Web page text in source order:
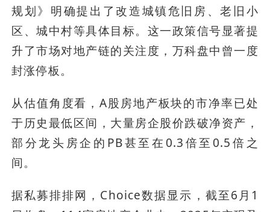
规划》明确提出了改造城镇危旧房、老旧小
区、城中村等具体目标。这一政策信号显著提
升了市场对地产链的关注度，万科盘中曾一度
封涨停板。
从估值角度看，A股房地产板块的市净率已处
于历史最低区间，大量房企股价跌破净资产，
部分龙头房企的PB甚至在0.3倍至0.5倍之
间。
据私募排排网，Choice数据显示，截至6月1